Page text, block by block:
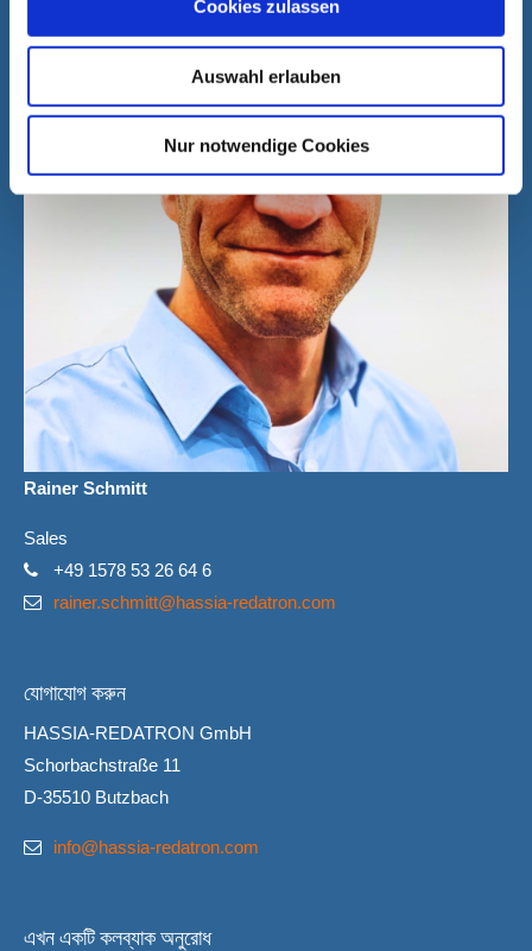
Cookies zulassen
Auswahl erlauben
Nur notwendige Cookies
Rainer Schmitt
Sales
+49 1578 53 26 64 6
rainer.schmitt@hassia-redatron.com
যোগাযোগ করুন
HASSIA-REDATRON GmbH
Schorbachstraße 11
D-35510 Butzbach
info@hassia-redatron.com
এখন একটি কলব্যাক অনুরোধ